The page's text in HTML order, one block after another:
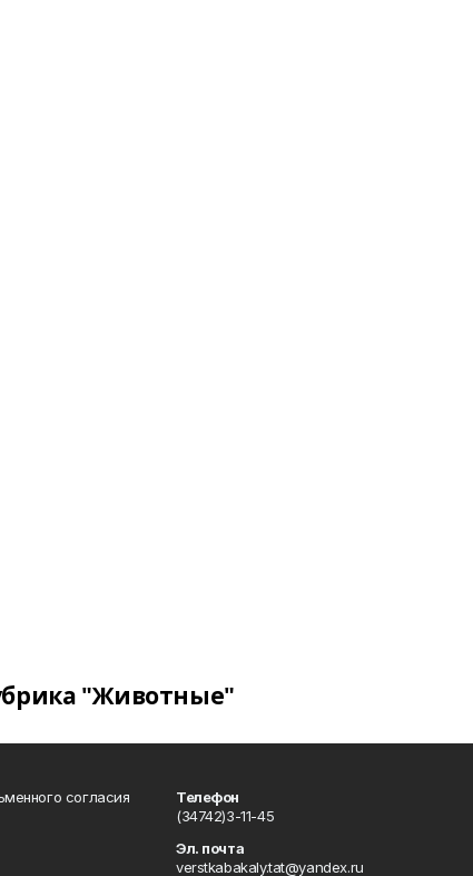
"Животные"
согласия
Телефон
(34742)3-11-45
Эл. почта
verstkabakaly.tat@yandex.ru